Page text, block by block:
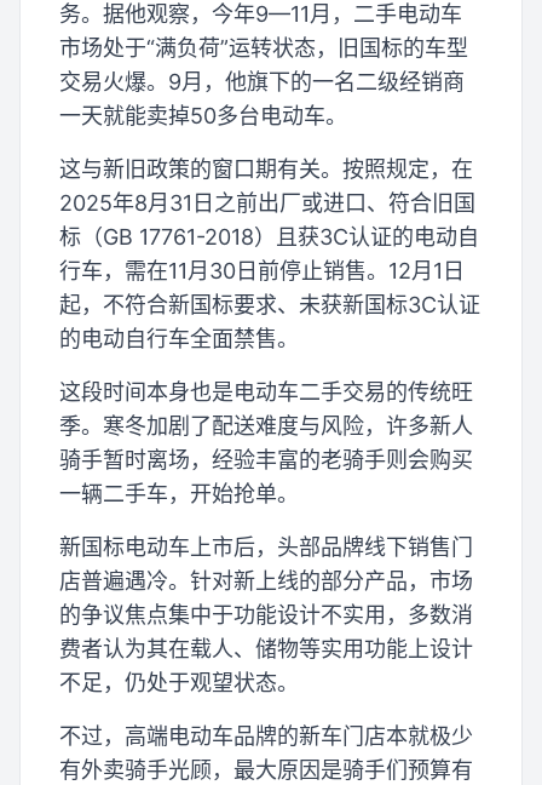
务。据他观察，今年9—11月，二手电动车
市场处于“满负荷”运转状态，旧国标的车型
交易火爆。9月，他旗下的一名二级经销商
一天就能卖掉50多台电动车。
这与新旧政策的窗口期有关。按照规定，在
2025年8月31日之前出厂或进口、符合旧国
标（GB 17761-2018）且获3C认证的电动自
行车，需在11月30日前停止销售。12月1日
起，不符合新国标要求、未获新国标3C认证
的电动自行车全面禁售。
这段时间本身也是电动车二手交易的传统旺
季。寒冬加剧了配送难度与风险，许多新人
骑手暂时离场，经验丰富的老骑手则会购买
一辆二手车，开始抢单。
新国标电动车上市后，头部品牌线下销售门
店普遍遇冷。针对新上线的部分产品，市场
的争议焦点集中于功能设计不实用，多数消
费者认为其在载人、储物等实用功能上设计
不足，仍处于观望状态。
不过，高端电动车品牌的新车门店本就极少
有外卖骑手光顾，最大原因是骑手们预算有